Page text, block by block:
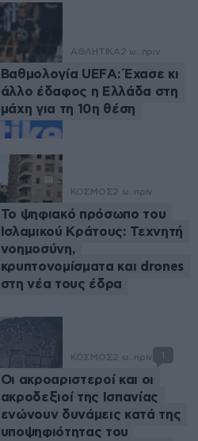
ΑΘΛΗΤΙΚΑ2 ω. πριν
Βαθμολογία UEFA: Έχασε κι
άλλο έδαφος η Ελλάδα στη
μάχη για τη 10η θέση
ΚΟΣΜΟΣ2 ω. πριν
Το ψηφιακό πρόσωπο του
Ισλαμικού Κράτους: Τεχνητή
νοημοσύνη,
κρυπτονομίσματα και drones
στη νέα τους έδρα
ΚΟΣΜΟΣ2 ω. πριν 1
Οι ακροαριστεροί και οι
ακροδεξιοί της Ισπανίας
ενώνουν δυνάμεις κατά της
υποψηφιότητας του